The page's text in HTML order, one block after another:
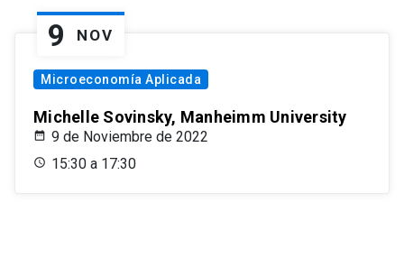
9 NOV
Microeconomía Aplicada
Michelle Sovinsky, Manheimm University
9 de Noviembre de 2022
15:30 a 17:30